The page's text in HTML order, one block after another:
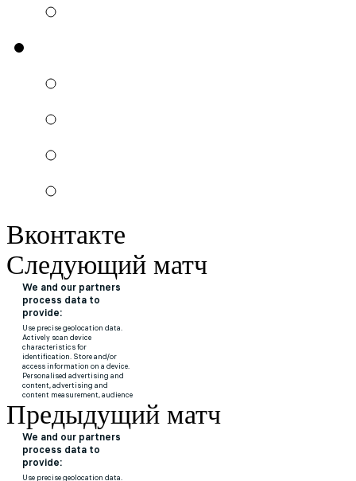
Вконтакте
Следующий матч
Предыдущий матч